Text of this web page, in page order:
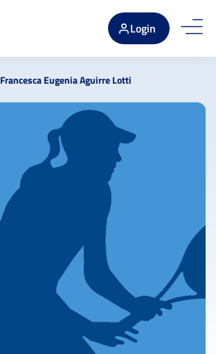
Login
Francesca Eugenia Aguirre Lotti